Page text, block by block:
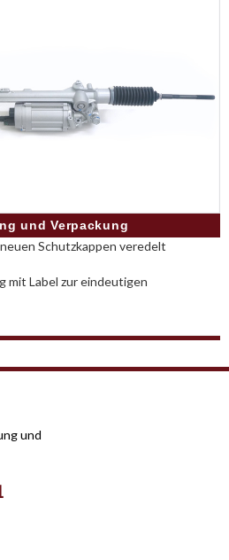
und Verpackung
Schutzkappen veredelt
mit Label zur eindeutigen
und